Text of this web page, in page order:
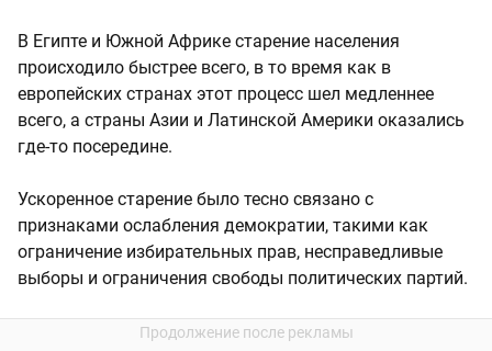
В Египте и Южной Африке старение населения
происходило быстрее всего, в то время как в
европейских странах этот процесс шел медленнее
всего, а страны Азии и Латинской Америки оказались
где-то посередине.
Ускоренное старение было тесно связано с
признаками ослабления демократии, такими как
ограничение избирательных прав, несправедливые
выборы и ограничения свободы политических партий.